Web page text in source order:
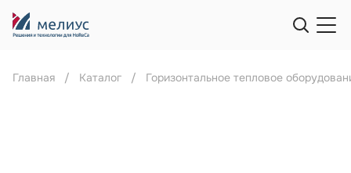
Главная Каталог Горизонтальное тепловое